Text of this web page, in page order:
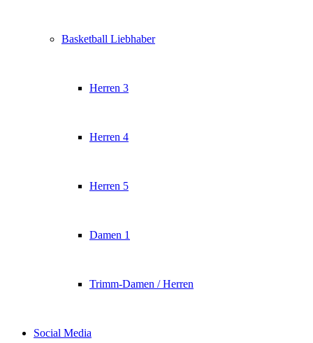
Basketball Liebhaber
Herren 3
Herren 4
Herren 5
Damen 1
Trimm-Damen / Herren
Social Media